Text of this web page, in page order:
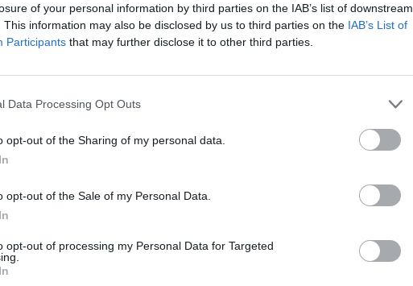
of your personal information by third parties on the IAB’s list of downstream
This information may also be disclosed by us to third parties on the IAB’s List of
Participants that may further disclose it to other third parties.
Data Processing Opt Outs
opt-out of the Sharing of my personal data.
opt-out of the Sale of my Personal Data.
opt-out of processing my Personal Data for Targeted